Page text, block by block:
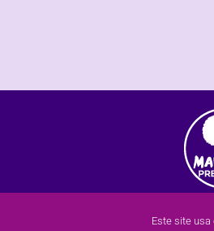
Este site